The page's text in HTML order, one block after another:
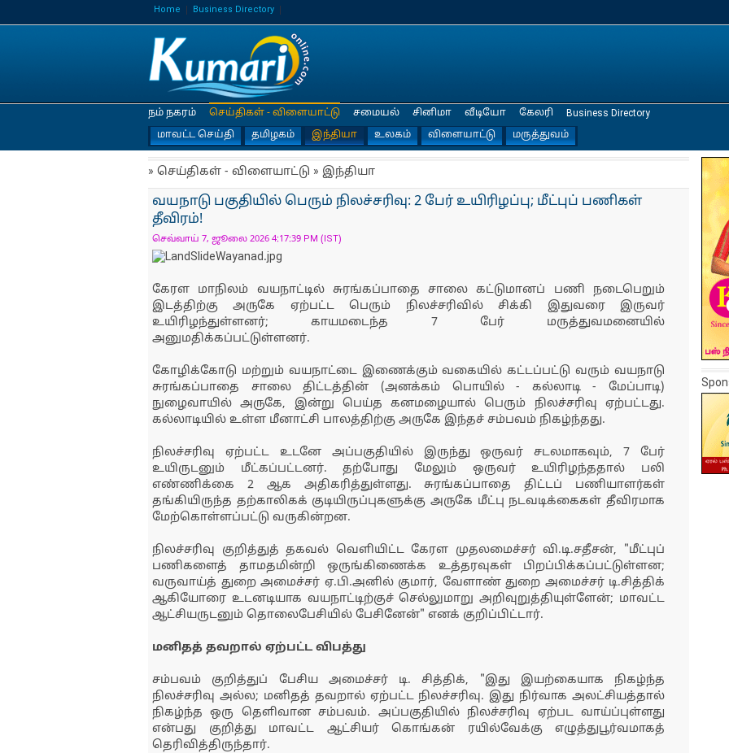
Home Business Directory
நம் நகரம்
செய்திகள் - விளையாட்டு
மாவட்ட செய்தி
தமிழகம் இந்தியா உலகம் விளையாட்டு மருத்துவம்
சமையல் சினிமா வீடியோ கேலரி Business Directory
» செய்திகள் - விளையாட்டு » இந்தியா
வயநாடு பகுதியில் பெரும் நிலச்சரிவு: 2 பேர் உயிரிழப்பு; மீட்புப் பணிகள்
தீவிரம்!
செவ்வாய் 7, ஜூலை 2026 4:17:39 PM (IST)
கேரள மாநிலம் வயநாட்டில் சுரங்கப்பாதை சாலை கட்டுமானப் பணி நடைபெறும்
இடத்திற்கு அருகே ஏற்பட்ட பெரும் நிலச்சரிவில் சிக்கி இதுவரை இருவர்
உயிரிழந்துள்ளனர்; காயமடைந்த 7 பேர் மருத்துவமனையில்
அனுமதிக்கப்பட்டுள்ளனர்.
கோழிக்கோடு மற்றும் வயநாட்டை இணைக்கும் வகையில் கட்டப்பட்டு வரும் வயநாடு
சுரங்கப்பாதை சாலை திட்டத்தின் (அனக்கம் பொயில் - கல்லாடி - மேப்பாடி)
நுழைவாயில் அருகே, இன்று பெய்த கனமழையால் பெரும் நிலச்சரிவு ஏற்பட்டது.
கல்லாடியில் உள்ள மீனாட்சி பாலத்திற்கு அருகே இந்தச் சம்பவம் நிகழ்ந்தது.
நிலச்சரிவு ஏற்பட்ட உடனே அப்பகுதியில் இருந்து ஒருவர் சடலமாகவும், 7 பேர்
உயிருடனும் மீட்கப்பட்டனர். தற்போது மேலும் ஒருவர் உயிரிழந்ததால் பலி
எண்ணிக்கை 2 ஆக அதிகரித்துள்ளது. சுரங்கப்பாதை திட்டப் பணியாளர்கள்
தங்கியிருந்த தற்காலிகக் குடியிருப்புகளுக்கு அருகே மீட்பு நடவடிக்கைகள் தீவிரமாக
மேற்கொள்ளப்பட்டு வருகின்றன.
நிலச்சரிவு குறித்துத் தகவல் வெளியிட்ட கேரள முதலமைச்சர் வி.டி.சதீசன், "மீட்புப்
பணிகளைத் தாமதமின்றி ஒருங்கிணைக்க உத்தரவுகள் பிறப்பிக்கப்பட்டுள்ளன;
வருவாய்த் துறை அமைச்சர் ஏ.பி.அனில் குமார், வேளாண் துறை அமைச்சர் டி.சித்திக்
ஆகியோரை உடனடியாக வயநாட்டிற்குச் செல்லுமாறு அறிவுறுத்தியுள்ளேன்; மாவட்ட
ஆட்சியருடனும் தொலைபேசியில் பேசினேன்" எனக் குறிப்பிட்டார்.
மனிதத் தவறால் ஏற்பட்ட விபத்து
சம்பவம் குறித்துப் பேசிய அமைச்சர் டி. சித்திக், "இது இயற்கையாக நிகழ்ந்த
நிலச்சரிவு அல்ல; மனிதத் தவறால் ஏற்பட்ட நிலச்சரிவு. இது நிர்வாக அலட்சியத்தால்
நிகழ்ந்த ஒரு தெளிவான சம்பவம். அப்பகுதியில் நிலச்சரிவு ஏற்பட வாய்ப்புள்ளது
என்பது குறித்து மாவட்ட ஆட்சியர் கொங்கன் ரயில்வேக்கு எழுத்துபூர்வமாகத்
தெரிவித்திருந்தார்.